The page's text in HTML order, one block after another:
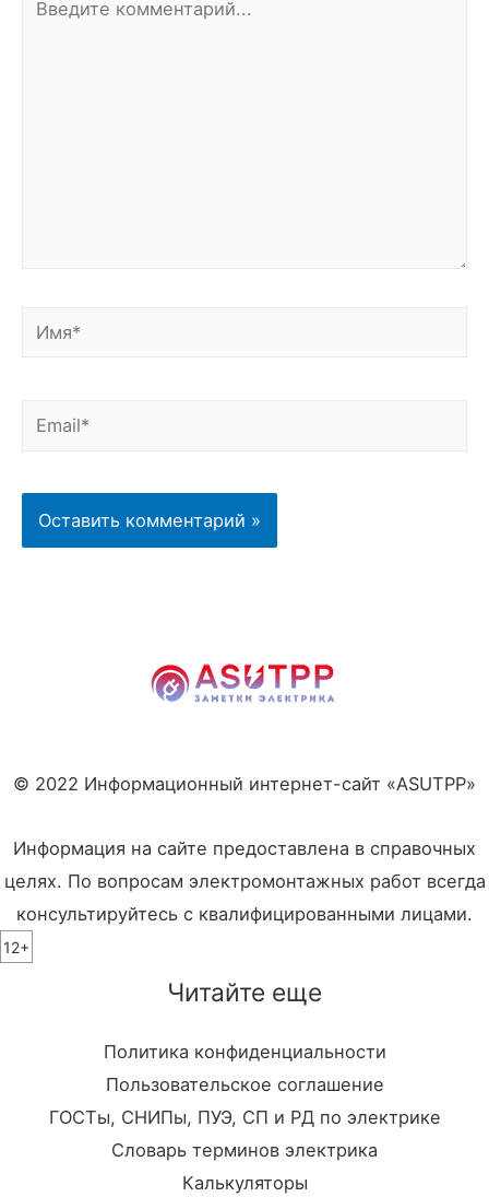
комментарий...
Имя*
Email*
© 2022 Информационный интернет-сайт «ASUTPP»
Информация на сайте предоставлена в справочных
целях. По вопросам электромонтажных работ всегда
консультируйтесь с квалифицированными лицами.
12+
Читайте еще
Политика конфиденциальности
Пользовательское соглашение
ГОСТы, СНИПы, ПУЭ, СП и РД по электрике
Словарь терминов электрика
Калькуляторы